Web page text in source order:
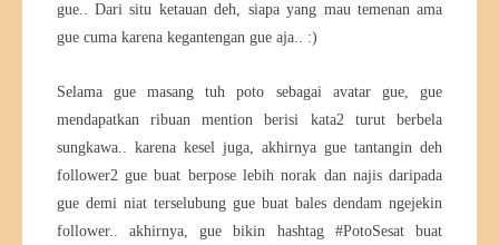
gue.. Dari situ ketauan deh, siapa yang mau temenan ama
gue cuma karena kegantengan gue aja.. :)
Selama gue masang tuh poto sebagai avatar gue, gue
mendapatkan ribuan mention berisi kata2 turut berbela
sungkawa.. karena kesel juga, akhirnya gue tantangin deh
follower2 gue buat berpose lebih norak dan najis daripada
gue demi niat terselubung gue buat bales dendam ngejekin
follower.. akhirnya, gue bikin hashtag #PotoSesat buat